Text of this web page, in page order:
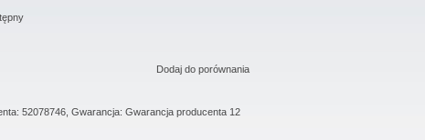
Dodaj do porównania
52078746, Gwarancja: Gwarancja producenta 12